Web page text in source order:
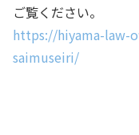
ご覧ください。
https://hiyama-law-
saimuseiri/